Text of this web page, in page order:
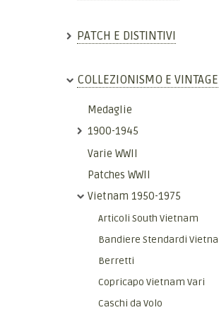
PATCH E DISTINTIVI
COLLEZIONISMO E VINTAGE
Medaglie
1900-1945
Varie WWII
Patches WWII
Vietnam 1950-1975
Articoli South Vietnam
Bandiere Stendardi
Berretti
Copricapo Vietnam Vari
Caschi da Volo